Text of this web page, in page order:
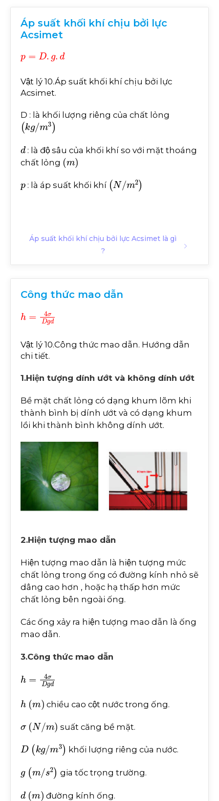
Áp suất khối khí chịu bởi lực
Acsimet
.g
Vật lý 10.Áp suất khối khí chịu bởi lực
Acsimet.
D : là khối lượng riêng của chất lỏng
kg /m 3
d : là độ sâu của khối khí so với mặt thoáng
chất lỏng m
: là áp suất khối khí N/m 2
Áp suất khối khí chịu bởi lực Acsimet là gì
?
Công thức mao dẫn
h
σD
Vật lý 10.Công thức mao dẫn. Hướng dẫn
chi tiết.
1.Hiện tượng dính ướt và không dính ướt
Bề mặt chất lỏng có dạng khum lõm khi
thành bình bị dính ướt và có dạng khum
lồi khi thành bình không dính ướt.
2.Hiện tượng mao dẫn
Hiện tượng mao dẫn là hiện tượng mức
chất lỏng trong ống có đường kính nhỏ sẽ
dâng cao hơn , hoặc hạ thấp hơn mức
chất lỏng bên ngoài ống.
Các ống xảy ra hiện tượng mao dẫn là ống
mao dẫn.
3.Công thức mao dẫn
h σD
h m chiều cao cột nước trong ống.
N/m suất căng bề mặt.
D kg m 3 khối lượng riêng của nước.
m s 2 gia tốc trọng trường.
d m đường kính ống.